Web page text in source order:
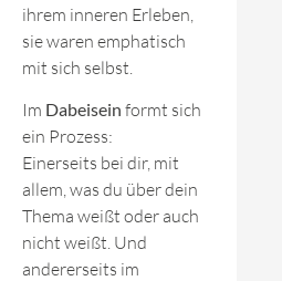
ihrem inneren Erleben,
sie waren emphatisch
mit sich selbst.
Im Dabeisein formt sich
ein Prozess:
Einerseits bei dir, mit
allem, was du über dein
Thema weißt oder auch
nicht weißt. Und
andererseits im